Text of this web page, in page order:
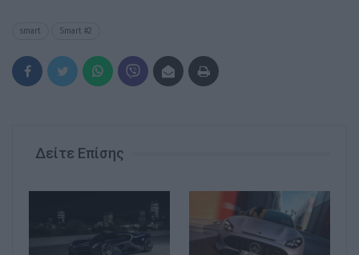
smart Smart #2
Δείτε Επίσης